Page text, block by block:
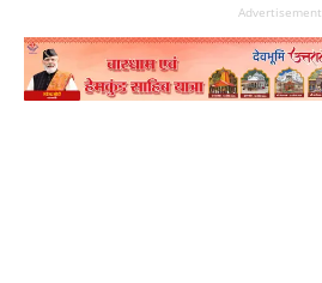
Advertisement